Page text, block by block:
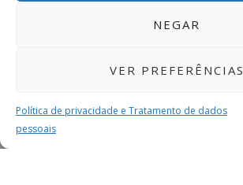
NEGAR
VER PREFERÊNCIAS
Política de privacidade e Tratamento de dados
pessoais